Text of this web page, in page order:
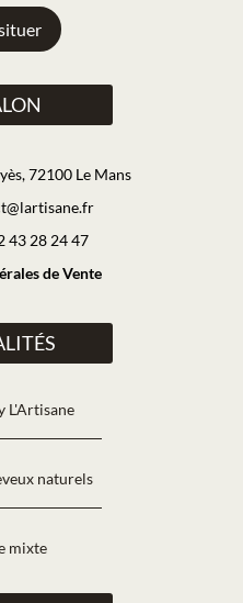
72100 Le Mans
43 28 24 47
de Vente
L'Artisane
naturels
mixte